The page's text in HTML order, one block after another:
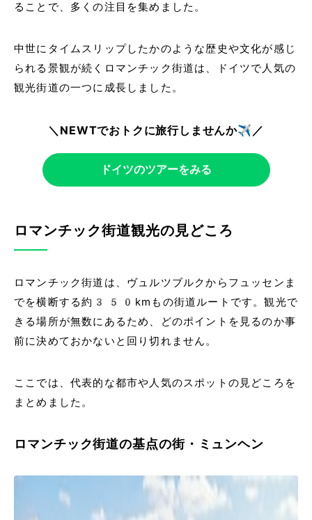
ることで、多くの注目を集めました。
中世にタイムスリップしたかのような歴史や文化が感じ
られる景観が続くロマンチック街道は、ドイツで人気の
観光街道の一つに成長しました。
＼NEWTでおトクに旅行しませんか✈️／
ドイツのツアーをみる
ロマンチック街道観光の見どころ
ロマンチック街道は、ヴュルツブルクからフュッセンま
でを横断する約350kmもの街道ルートです。観光で
きる場所が無数にあるため、どのポイントを見るのか事
前に決めておかないと回り切れません。
ここでは、代表的な都市や人気のスポットの見どころを
まとめました。
ロマンチック街道の基点の街・ミュンヘン